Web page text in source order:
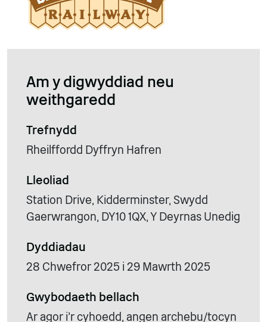
Am y digwyddiad neu
weithgaredd
Trefnydd
Rheilffordd Dyffryn Hafren
Lleoliad
Station Drive, Kidderminster, Swydd
Gaerwrangon, DY10 1QX, Y Deyrnas Unedig
Dyddiadau
28 Chwefror 2025 i 29 Mawrth 2025
Gwybodaeth bellach
Ar agor i'r cyhoedd, angen archebu/tocyn